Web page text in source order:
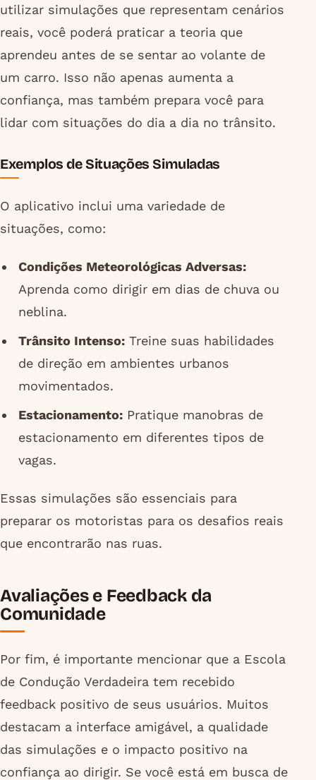
utilizar simulações que representam cenários
reais, você poderá praticar a teoria que
aprendeu antes de se sentar ao volante de
um carro. Isso não apenas aumenta a
confiança, mas também prepara você para
lidar com situações do dia a dia no trânsito.
Exemplos de Situações Simuladas
O aplicativo inclui uma variedade de
situações, como:
Condições Meteorológicas Adversas:
Aprenda como dirigir em dias de chuva ou
neblina.
Trânsito Intenso:Treine suas habilidades
de direção em ambientes urbanos
movimentados.
Estacionamento:Pratique manobras de
estacionamento em diferentes tipos de
vagas.
Essas simulações são essenciais para
preparar os motoristas para os desafios reais
que encontrarão nas ruas.
Avaliações e Feedback da
Comunidade
Por fim, é importante mencionar que a Escola
de Condução Verdadeira tem recebido
feedback positivo de seus usuários. Muitos
destacam a interface amigável, a qualidade
das simulações e o impacto positivo na
confiança ao dirigir. Se você está em busca de